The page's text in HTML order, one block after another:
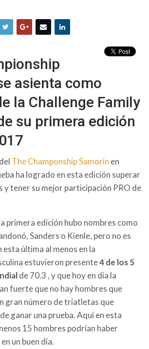
asienta como
la Challenge Family
su primera edición
The Champonship Samorin en
ha logrado en esta edición superar
y tener su mejor participación PRO de
primera edición hubo nombres como
Sanders o Kienle, pero no es
esta última al menos en la
estuvieron presente4 de los 5
de 70.3 , y que hoy en día la
fuerte que no hay hombres que
gran número de triatletas que
ganar una prueba. Aquí en esta
15 hombres podrían haber
un buen día.